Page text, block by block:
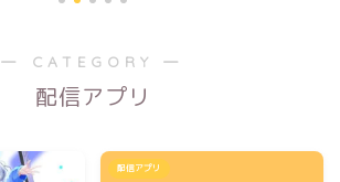
― CATEGORY ―
配信アプリ
配信アプリ